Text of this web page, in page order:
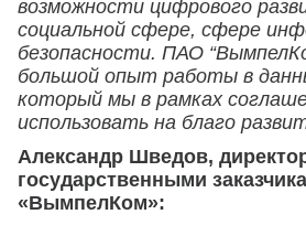
возможности цифрового
социальной сфере, сфере
безопасности. ПАО
большой опыт работы в
который мы в рамках
использовать на благо
Александр Шведов,
государственными
«ВымпелКом»: